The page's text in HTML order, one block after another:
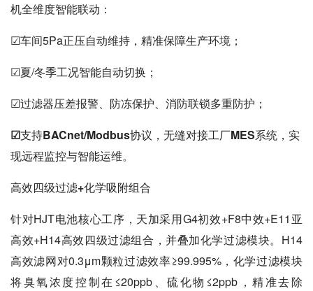
机全维度智能联动：
☑车间5Pa正压自动维持，精准保障生产环境；
☑夏/冬季工况智能自动切换；
☑过滤器压差报警、防冻保护、消防联锁多重防护；
☑支持BACnet/Modbus协议，无缝对接工厂MES系统，实
现远程监控与智能运维。
高效四级过滤+化学吸附组合
针对HJT电池核心工序，天加采用G4初效+F8中效+E11亚
高效+H14高效四级过滤组合，并叠加化学过滤模块。H14
高效滤网对0.3μm颗粒过滤效率≥99.995%，化学过滤模块
将臭氧浓度控制在≤20ppb、硫化物≤2ppb，精准去除